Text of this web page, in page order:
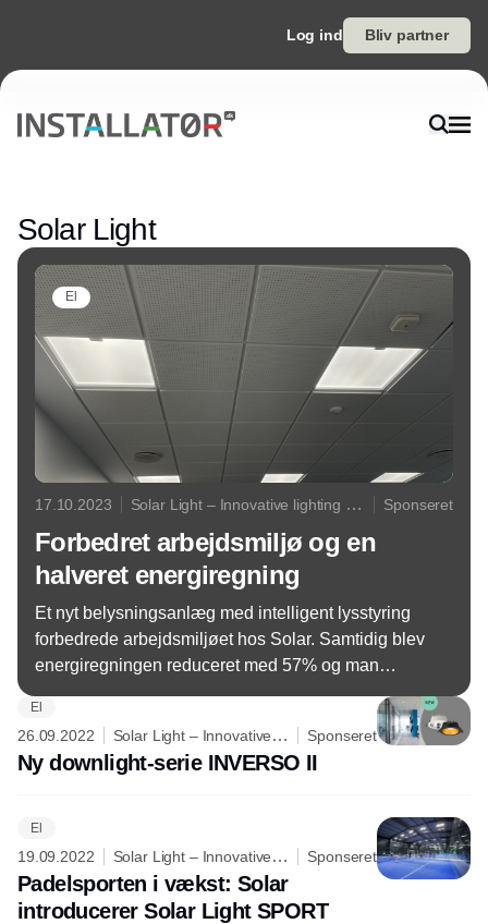
Log ind Bliv partner
Solar Light
El
17.10.2023
Solar Light – Innovative lighting is
our dedication
Sponseret
Forbedret arbejdsmiljø og en
halveret energiregning
Et nyt belysningsanlæg med intelligent lysstyring
forbedrede arbejdsmiljøet hos Solar. Samtidig blev
energiregningen reduceret med 57% og man
El
26.09.2022
Solar Light – Innovative
lighting is our dedication
Sponseret
Ny downlight-serie INVERSO II
El
19.09.2022
Solar Light – Innovative
lighting is our dedication
Sponseret
Padelsporten i vækst: Solar
introducerer Solar Light SPORT